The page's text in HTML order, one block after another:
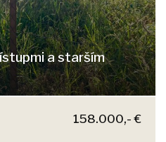
a starším
158.000,- €